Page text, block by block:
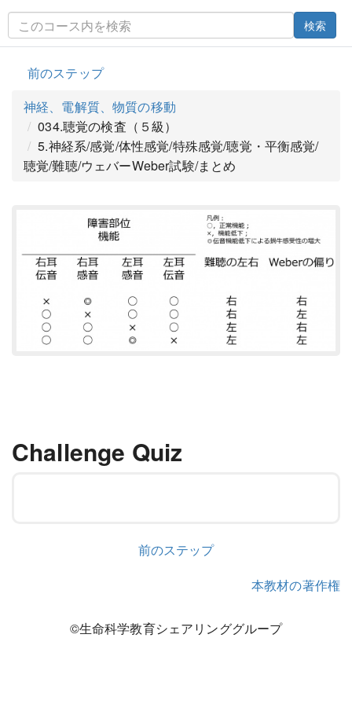
検索
前のステップ
神経、電解質、物質の移動
034.聴覚の検査（５級）
5.神経系/感覚/体性感覚/特殊感覚/聴覚・平衡感覚/
聴覚/難聴/ウェバーWeber試験/まとめ
Challenge Quiz
前のステップ
本教材の著作権
©生命科学教育シェアリンググループ